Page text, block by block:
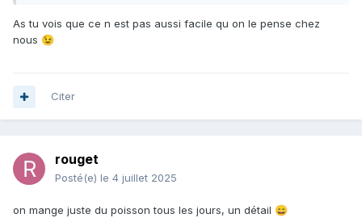
As tu vois que ce n est pas aussi facile qu on le pense chez
nous 😉
Citer
rouget
Posté(e) le 4 juillet 2025
on mange juste du poisson tous les jours, un détail 😄